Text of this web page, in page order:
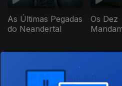
As Últimas Pegadas
do Neandertal
Os Dez
Este conteúdo faz